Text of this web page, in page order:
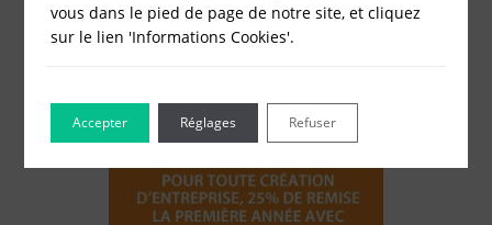
vous dans le pied de page de notre site, et cliquez
sur le lien 'Informations Cookies'.
Accepter Refuser
Réglages